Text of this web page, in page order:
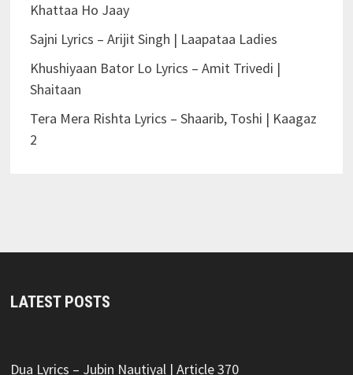
Khattaa Ho Jaay
Sajni Lyrics – Arijit Singh | Laapataa Ladies
Khushiyaan Bator Lo Lyrics – Amit Trivedi |
Shaitaan
Tera Mera Rishta Lyrics – Shaarib, Toshi | Kaagaz
2
LATEST POSTS
Dua Lyrics – Jubin Nautiyal | Article 370